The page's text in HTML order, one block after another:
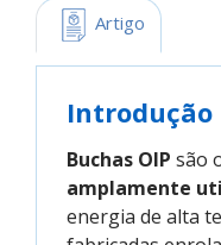
Artigo
Introdução
Buchas OIP são
amplamente
energia de alta